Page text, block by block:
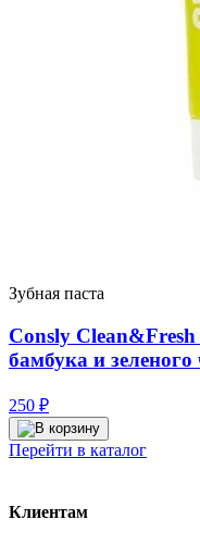
Зубная паста
Consly Clean&Fresh
бамбука и зеленого
250 ₽
Перейти в каталог
Клиентам